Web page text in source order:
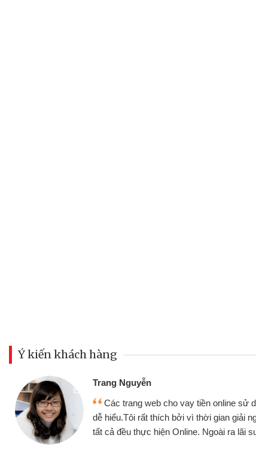
Ý kiến khách hàng
thân thiện,
chóng
tốt
Đoàn Hữu Cảnh
Mình cần tiền gấp nên
nhưng thật may đã có gói
không cần gặp mặt nên rất